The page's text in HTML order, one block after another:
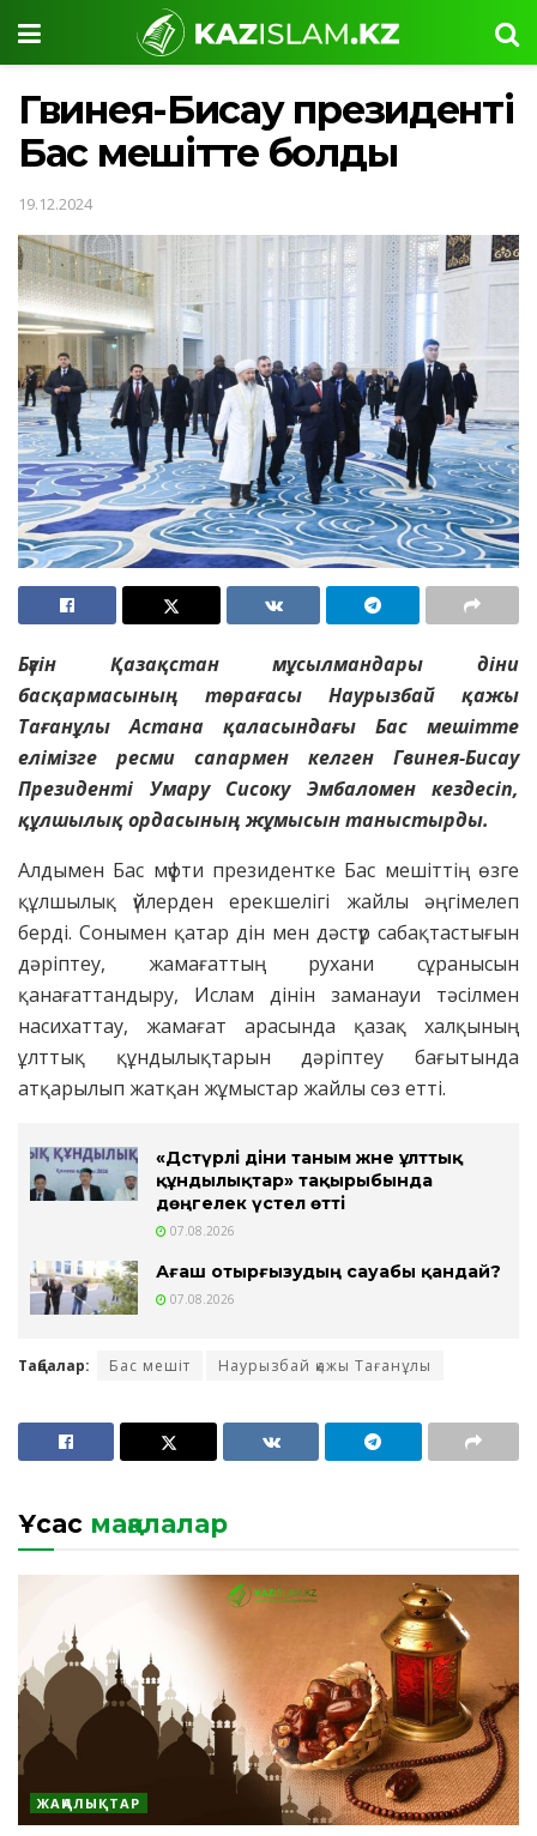
Гвинея-Бисау президенті
Бас мешітте болды
19.12.2024
Бүгін Қазақстан мұсылмандары діни
басқармасының төрағасы Наурызбай қажы
Тағанұлы Астана қаласындағы Бас мешітте
елімізге ресми сапармен келген Гвинея-Бисау
Президенті Умару Сисоку Эмбаломен кездесіп,
құлшылық ордасының жұмысын таныстырды.
Алдымен Бас мүфти президентке Бас мешіттің өзге
құлшылық үйлерден ерекшелігі жайлы әңгімелеп
берді. Сонымен қатар дін мен дәстүр сабақтастығын
дәріптеу, жамағаттың рухани сұранысын
қанағаттандыру, Ислам дінін заманауи тәсілмен
насихаттау, жамағат арасында қазақ халқының
ұлттық құндылықтарын дәріптеу бағытында
атқарылып жатқан жұмыстар жайлы сөз етті.
«Дәстүрлі діни таным және ұлттық
құндылықтар» тақырыбында
дөңгелек үстел өтті
07.08.2026
Ағаш отырғызудың сауабы қандай?
07.08.2026
Таңбалар: Бас мешіт Наурызбай қажы Тағанұлы
Ұқсас мақалалар
ЖАҢАЛЫҚТАР